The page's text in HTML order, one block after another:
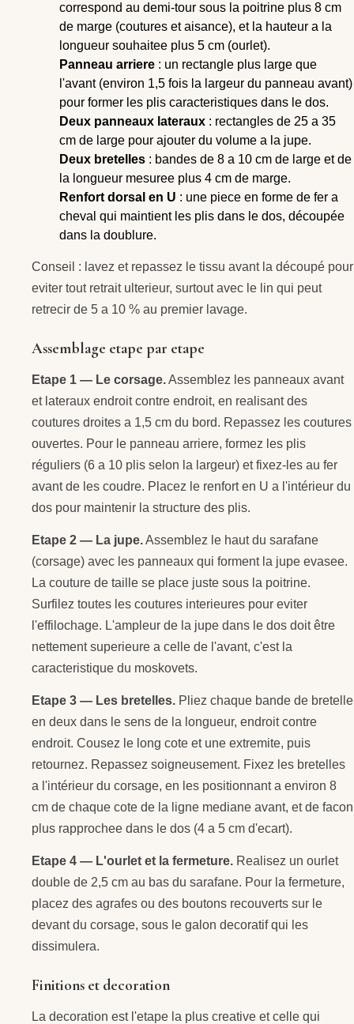
correspond au demi-tour sous la poitrine plus 8 cm
de marge (coutures et aisance), et la hauteur a la
longueur souhaitee plus 5 cm (ourlet).
Panneau arriere : un rectangle plus large que
l'avant (environ 1,5 fois la largeur du panneau avant)
pour former les plis caracteristiques dans le dos.
Deux panneaux lateraux : rectangles de 25 a 35
cm de large pour ajouter du volume a la jupe.
Deux bretelles : bandes de 8 a 10 cm de large et de
la longueur mesuree plus 4 cm de marge.
Renfort dorsal en U : une piece en forme de fer a
cheval qui maintient les plis dans le dos, découpée
dans la doublure.
Conseil : lavez et repassez le tissu avant la découpé pour
eviter tout retrait ulterieur, surtout avec le lin qui peut
retrecir de 5 a 10 % au premier lavage.
Assemblage etape par etape
Etape 1 — Le corsage.Assemblez les panneaux avant
et lateraux endroit contre endroit, en realisant des
coutures droites a 1,5 cm du bord. Repassez les coutures
ouvertes. Pour le panneau arriere, formez les plis
réguliers (6 a 10 plis selon la largeur) et fixez-les au fer
avant de les coudre. Placez le renfort en U a l'intérieur du
dos pour maintenir la structure des plis.
Etape 2 — La jupe.Assemblez le haut du sarafane
(corsage) avec les panneaux qui forment la jupe evasee.
La couture de taille se place juste sous la poitrine.
Surfilez toutes les coutures interieures pour eviter
l'effilochage. L'ampleur de la jupe dans le dos doit être
nettement superieure a celle de l'avant, c'est la
caracteristique du moskovets.
Etape 3 — Les bretelles. Pliez chaque bande de bretelle
en deux dans le sens de la longueur, endroit contre
endroit. Cousez le long cote et une extremite, puis
retournez. Repassez soigneusement. Fixez les bretelles
a l'intérieur du corsage, en les positionnant a environ 8
cm de chaque cote de la ligne mediane avant, et de facon
plus rapprochee dans le dos (4 a 5 cm d'ecart).
Etape 4 — L'ourlet et la fermeture. Realisez un ourlet
double de 2,5 cm au bas du sarafane. Pour la fermeture,
placez des agrafes ou des boutons recouverts sur le
devant du corsage, sous le galon decoratif qui les
dissimulera.
Finitions et decoration
La decoration est l'etape la plus creative et celle qui